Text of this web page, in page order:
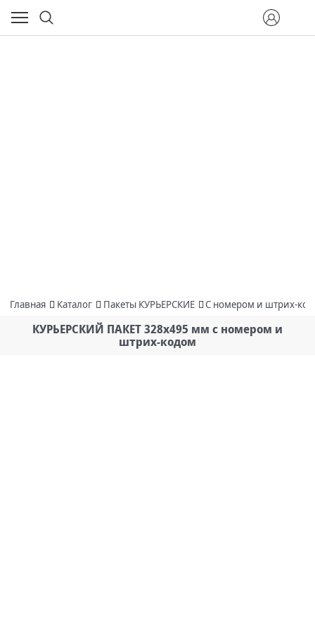
Главная Каталог Пакеты КУРЬЕРСКИЕ С номером и штрих-
КУРЬЕРСКИЙ ПАКЕТ 328х495 мм с номером и
штрих-кодом